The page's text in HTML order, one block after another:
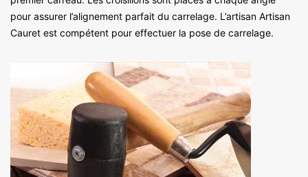
pour assurer l’alignement parfait du carrelage. L’artisan Artisan
Cauret est compétent pour effectuer la pose de carrelage.